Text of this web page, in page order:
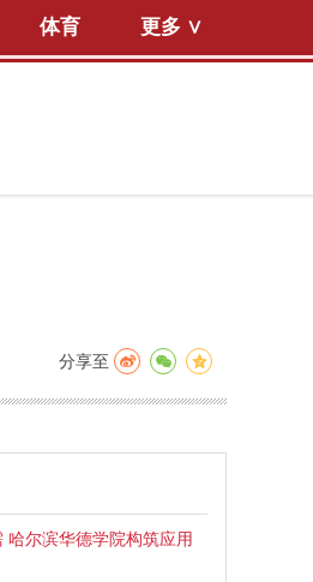
体育 更多 ∨
分享至
哈尔滨华德学院构筑应用